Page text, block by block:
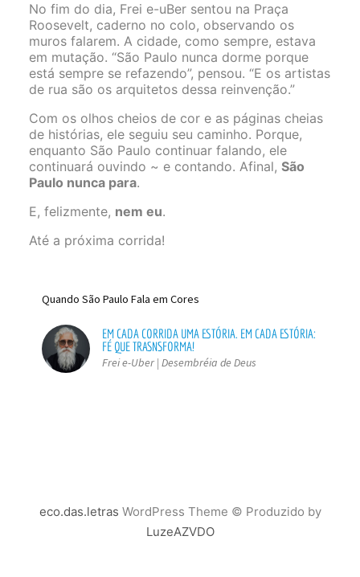
No fim do dia, Frei e-uBer sentou na Praça
Roosevelt, caderno no colo, observando os
muros falarem. A cidade, como sempre, estava
em mutação. “São Paulo nunca dorme porque
está sempre se refazendo”, pensou. “E os artistas
de rua são os arquitetos dessa reinvenção.”
Com os olhos cheios de cor e as páginas cheias
de histórias, ele seguiu seu caminho. Porque,
enquanto São Paulo continuar falando, ele
continuará ouvindo ~ e contando. Afinal, São
Paulo nunca para.
E, felizmente, nem eu.
Até a próxima corrida!
Quando São Paulo Fala em Cores
EM CADA CORRIDA UMA ESTÓRIA. EM CADA ESTÓRIA:
FÉ QUE TRASNSFORMA!
Frei e-Uber | Desembréia de Deus
eco.das.letras WordPress Theme © Produzido by
LuzeAZVDO